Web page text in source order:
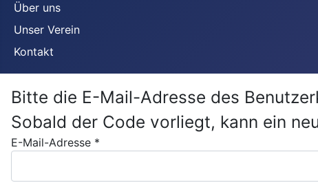
Über uns
Unser Verein
Kontakt
Bitte die E-Mail-Adresse des
Sobald der Code vorliegt, kann ein
E-Mail-Adresse *